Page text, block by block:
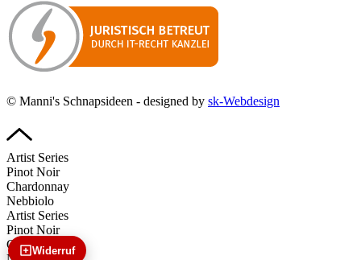
Widerruf
© Manni's Schnapsideen - designed by sk-Webdesign
Artist Series
Pinot Noir
Chardonnay
Nebbiolo
Artist Series
Pinot Noir
Chardonnay